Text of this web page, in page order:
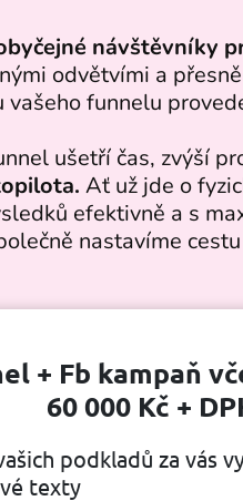
návštěvníky
odvětvími a
funnelu
ušetří čas, zvýší
Ať už jde o
efektivně a s
nastavíme
+ Fb kampaň
60 000 Kč +
podkladů za vás
texty